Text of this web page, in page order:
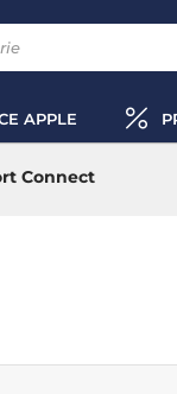
APPLE
Connect